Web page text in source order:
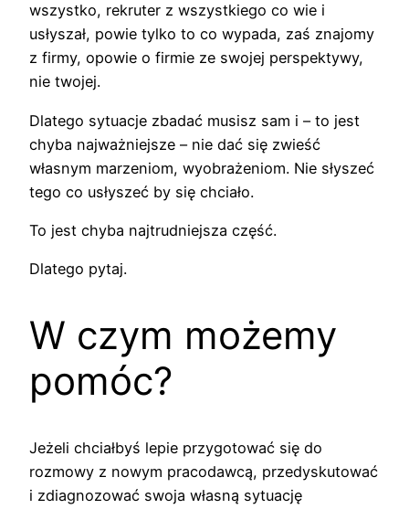
wszystko, rekruter z wszystkiego co wie i
usłyszał, powie tylko to co wypada, zaś znajomy
z firmy, opowie o firmie ze swojej perspektywy,
nie twojej.
Dlatego sytuacje zbadać musisz sam i – to jest
chyba najważniejsze – nie dać się zwieść
własnym marzeniom, wyobrażeniom. Nie słyszeć
tego co usłyszeć by się chciało.
To jest chyba najtrudniejsza część.
Dlatego pytaj.
W czym możemy
pomóc?
Jeżeli chciałbyś lepie przygotować się do
rozmowy z nowym pracodawcą, przedyskutować
i zdiagnozować swoja własną sytuację